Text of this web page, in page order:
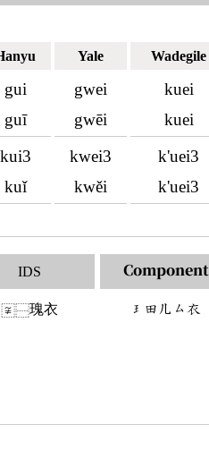
Yale Wadegile
gui
guī
gwei
gwēi
kuei
kuei
kui3
kuǐ
kwei3
kwěi
k'uei3
k'uei3
IDS
〾⿱瑰衣
Component
󶂭󶄬󶀶󶁗󶆐